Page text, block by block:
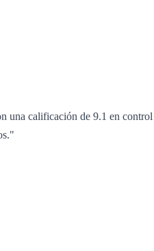
una calificación de 9.1 en